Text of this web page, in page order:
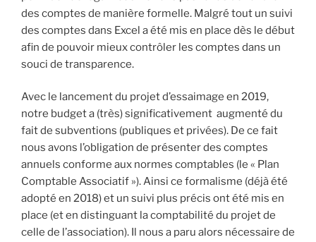
des comptes de manière formelle. Malgré tout un suivi
des comptes dans Excel a été mis en place dès le début
afin de pouvoir mieux contrôler les comptes dans un
souci de transparence.
Avec le lancement du projet d’essaimage en 2019,
notre budget a (très) significativement augmenté du
fait de subventions (publiques et privées). De ce fait
nous avons l’obligation de présenter des comptes
annuels conforme aux normes comptables (le « Plan
Comptable Associatif »). Ainsi ce formalisme (déjà été
adopté en 2018) et un suivi plus précis ont été mis en
place (et en distinguant la comptabilité du projet de
celle de l’association). Il nous a paru alors nécessaire de